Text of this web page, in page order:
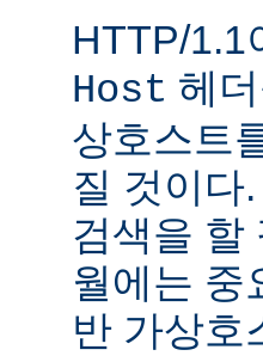
HTTP/1.1
Host 헤
상호스트
질 것이다
검색을 할
월에는 중
반 가상호